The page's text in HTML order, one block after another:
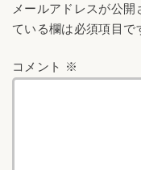
メールアドレスが公開
ている欄は必須項目で
コメント ※